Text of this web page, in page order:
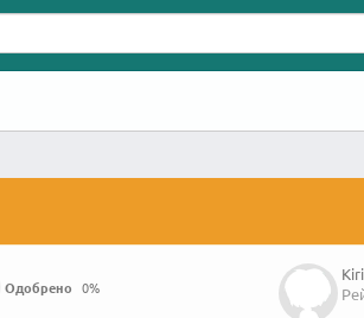
Одобрено 0%